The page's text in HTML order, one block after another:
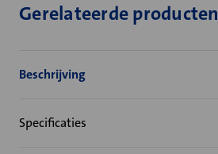
Gerelateerde producten
Beschrijving
Specificaties